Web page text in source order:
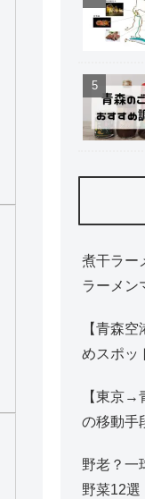
煮干ラー
ラーメン
【青森
めスポッ
【東京→
の移動手
野老？一
野菜12選